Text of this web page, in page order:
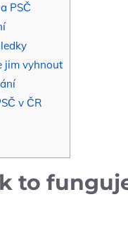
PSČ
‍jim vyhnout
v ČR
⁣to